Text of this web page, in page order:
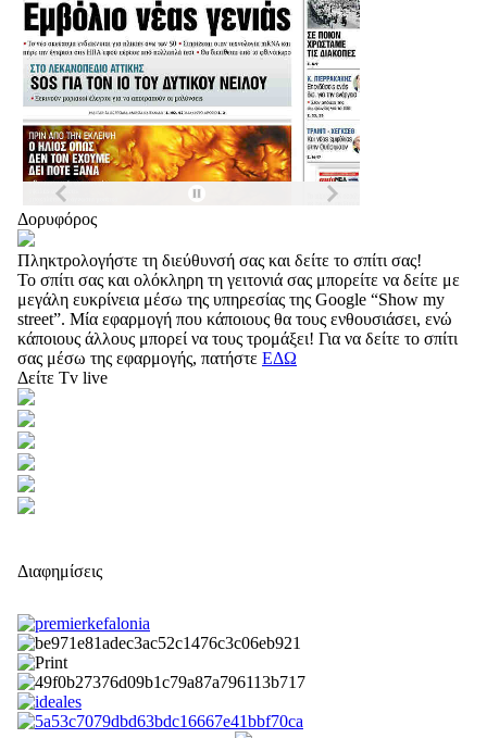
Δορυφόρος
Πληκτρολογήστε τη διεύθυνσή σας και δείτε το σπίτι σας!
Το σπίτι σας και ολόκληρη τη γειτονιά σας μπορείτε να δείτε με
μεγάλη ευκρίνεια μέσω της υπηρεσίας της Google “Show my
street”. Μία εφαρμογή που κάποιους θα τους ενθουσιάσει, ενώ
κάποιους άλλους μπορεί να τους τρομάξει! Για να δείτε το σπίτι
σας μέσω της εφαρμογής, πατήστε ΕΔΩ
Δείτε Tv live
Διαφημίσεις